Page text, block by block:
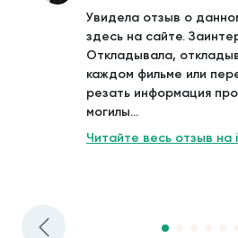
Увидела отзыв о
здесь на сайте.
Откладывала,
каждом фильме или
резать информация
могилы...
Читайте весь отзыв на